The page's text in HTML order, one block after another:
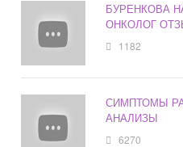
БУРЕНКОВА
ОНКОЛОГ
1182
СИМПТОМЫ
АНАЛИЗЫ
6270